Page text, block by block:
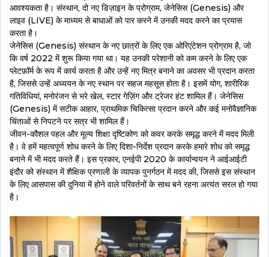
आवश्यकता है। संस्थान, दो नए डिज़ाइन के प्रोग्राम, जेनेसिस (Genesis) और
लाइव (LIVE) के माध्यम से बाधाओं को पार करने में उनकी मदद करने का प्रयास
करता है।
जेनेसिस (Genesis) संस्थान के नए छात्रों के लिए एक ओरिएंटेशन प्रोग्राम है, जो
कि वर्ष 2022 में शुरू किया गया था। यह उनकी परेशानी को कम करने के लिए एक
प्लेटफ़ॉर्म के रूप में कार्य करता है और उन्हें नए मित्र बनाने का अवसर भी प्रदान करता
है, जिससे उन्हें अध्ययन के नए स्थान पर सहज महसूस होता है। इसमें योग, शारीरिक
गतिविधियां, मनोरंजन से भरे खेल, स्टार गेज़िंग और ट्रेजर हंट शामिल हैं। जेनेसिस
(Genesis) में सटीक आहार, प्राथमिक चिकित्सा प्रदान करने और कई मनोवैज्ञानिक
चिंताओं से निपटने पर सत्र भी शामिल हैं।
जीवन-कौशल पहल और मूल्य शिक्षा दृष्टिकोण को कवर करके समृद्ध करने में मदद मिली
है। वे हमें महत्वपूर्ण शोध करने के लिए दिशा-निर्देश प्रदान करके हमारे शोध को समृद्ध
बनाने में भी मदद करते हैं। इस प्रकार, एनईपी 2020 के कार्यान्वयन ने आईआईटी
इंदौर को संस्थान में शैक्षिक प्रणाली के व्यापक पुनर्गठन में मदद की, जिससे इस संस्थान
के लिए आसपास की दुनिया में होने वाले परिवर्तनों के साथ बने रहना अत्यंत सरल हो गया
है।